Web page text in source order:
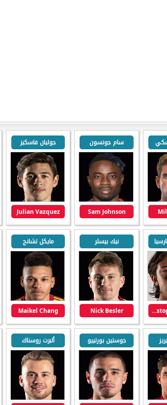
سام جونسون
Sam Johnson
جوليان فاسكيز
Julian Vazquez
Christopher Garcia
نيك بيسلر
Nick Besler
مايكل تشانج
Maikel Chang
جوستين بورتييو ألبرت روسناك